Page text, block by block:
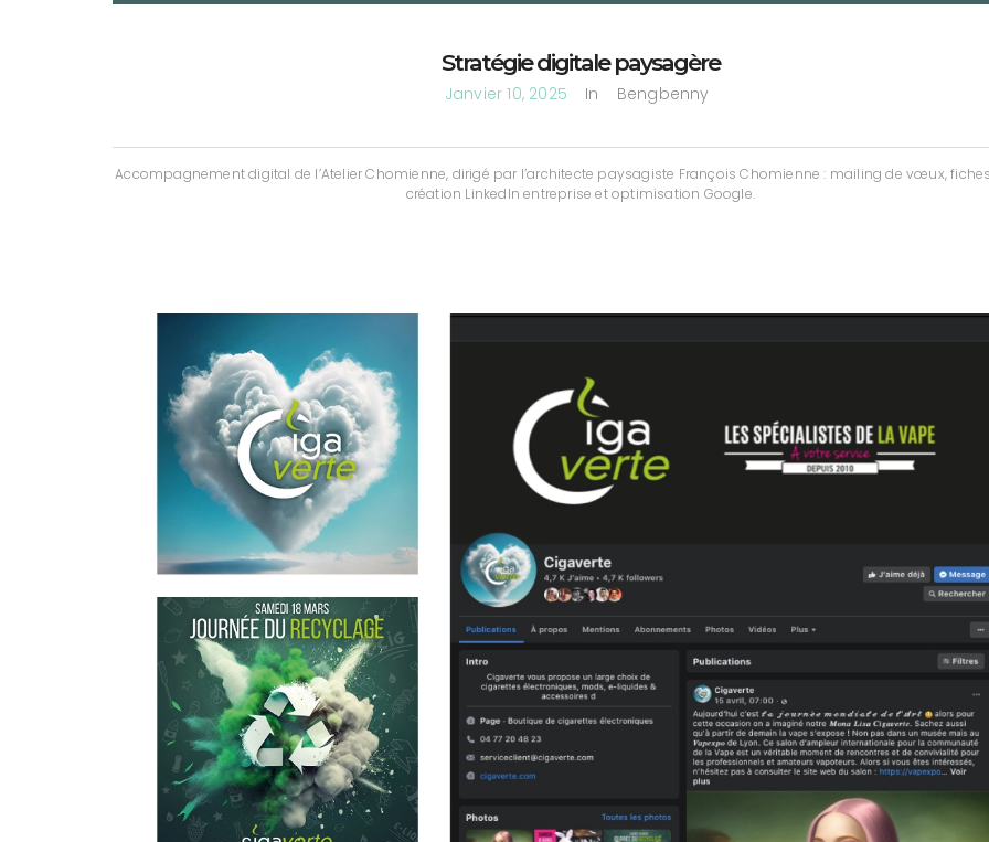
Stratégie digitale paysagère
Janvier 10, 2025 In Bengbenny
Accompagnement digital de l’Atelier Chomienne, dirigé par l’architecte paysagiste François Chomienne : mailing de vœux,
création LinkedIn entreprise et optimisation Google.